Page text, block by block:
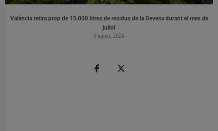
València retira prop de 15.000 litres de residus de la Devesa durant el mes de
juliol
6 agost, 2026